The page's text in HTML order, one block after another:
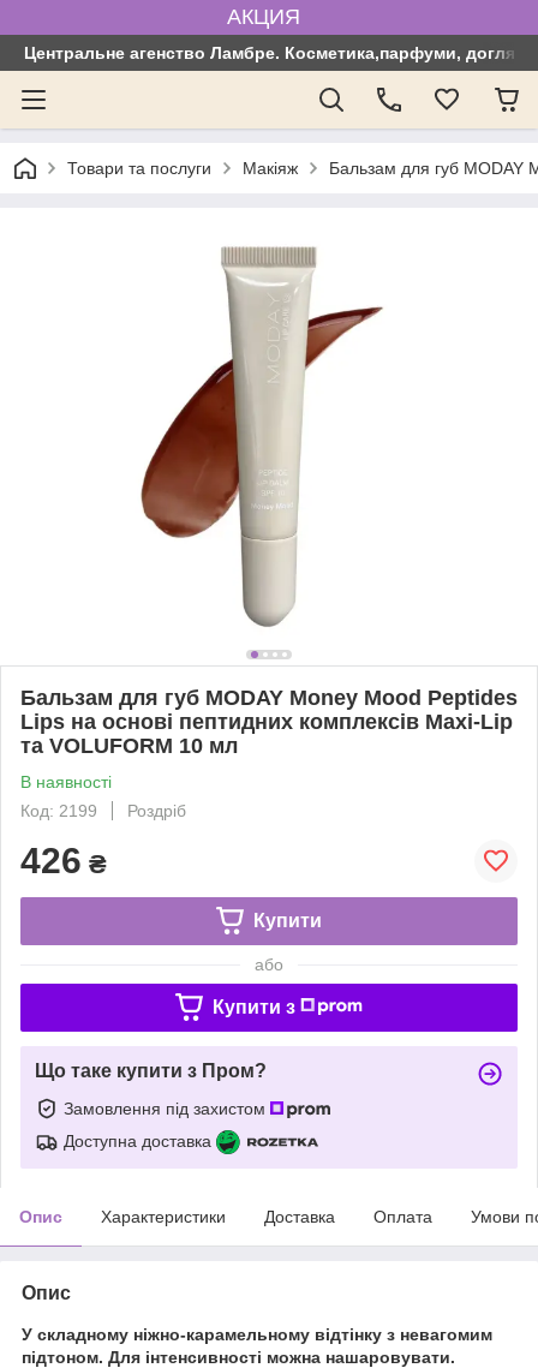
АКЦИЯ
Центральне агенство Ламбре. Косметика,парфуми, догляд
Товари та послуги Макіяж Бальзам для губ MODAY
Бальзам для губ MODAY Money Mood Peptides
Lips на основі пептидних комплексів Maxi-Lip
та VOLUFORM 10 мл
В наявності
Код: 2199
Роздріб
426 ₴
Купити
або
Купити з
Що таке купити з Пром?
Замовлення під захистом
Доступна доставка
Опис Характеристики Доставка Оплата Умови
Опис
У складному ніжно-карамельному відтінку з невагомим
підтоном. Для інтенсивності можна нашаровувати.